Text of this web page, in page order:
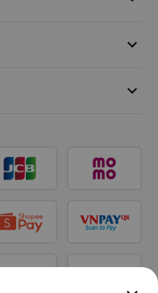
keyboard_arrow_down
keyboard_arrow_down